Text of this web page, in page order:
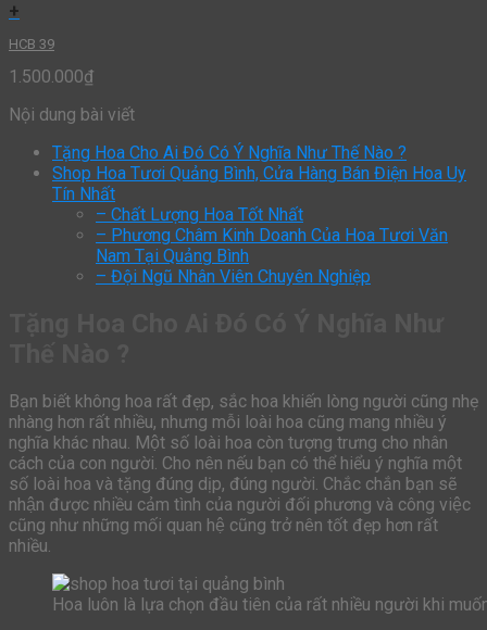
+
HCB 39
1.500.000₫
Nội dung bài viết
Tặng Hoa Cho Ai Đó Có Ý Nghĩa Như Thế Nào ?
Shop Hoa Tươi Quảng Bình, Cửa Hàng Bán Điện Hoa Uy
Tín Nhất
– Chất Lượng Hoa Tốt Nhất
– Phương Châm Kinh Doanh Của Hoa Tươi Văn
Nam Tại Quảng Bình
– Đội Ngũ Nhân Viên Chuyên Nghiệp
Bạn biết không hoa rất đẹp, sắc hoa khiến lòng người cũng nhẹ
nhàng hơn rất nhiều, nhưng mỗi loài hoa cũng mang nhiều ý
nghĩa khác nhau. Một số loài hoa còn tượng trưng cho nhân
cách của con người. Cho nên nếu bạn có thể hiểu ý nghĩa một
số loài hoa và tặng đúng dịp, đúng người. Chắc chắn bạn sẽ
nhận được nhiều cảm tình của người đối phương và công việc
cũng như những mối quan hệ cũng trở nên tốt đẹp hơn rất
nhiều.
Hoa luôn là lựa chọn đầu tiên của rất nhiều người khi